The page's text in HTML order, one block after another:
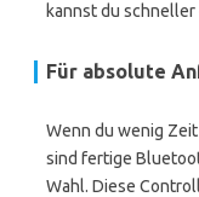
kannst du
Für absolute
Wenn du wenig
sind fertige
Wahl. Diese